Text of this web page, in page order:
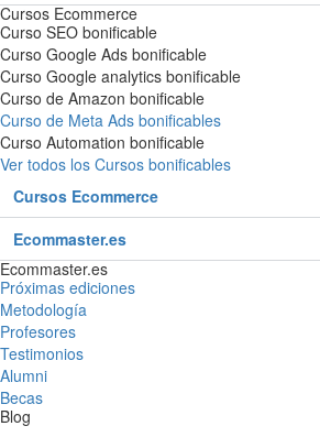
Cursos Ecommerce
Curso SEO bonificable
Curso Google Ads bonificable
Curso Google analytics bonificable
Curso de Amazon bonificable
Curso de Meta Ads bonificables
Curso Automation bonificable
Ver todos los Cursos bonificables
Cursos Ecommerce
Ecommaster.es
Ecommaster.es
Próximas ediciones
Metodología
Profesores
Testimonios
Alumni
Becas
Blog